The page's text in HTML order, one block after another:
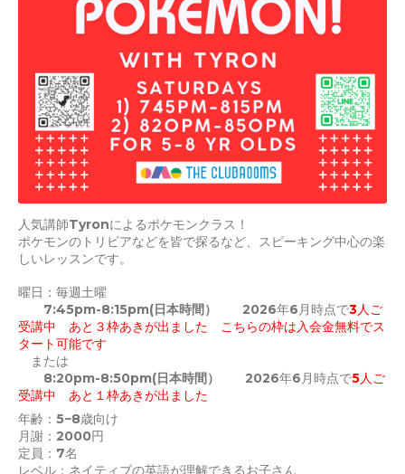
人気講師Tyronによるポケモンクラス！
ポケモンのトリビアなどを皆で探るなど、スピーキング中心の楽
しいレッスンです。
曜日：毎週土曜
7:45pm-8:15pm(日本時間） 2026年6月時点で3人ご
受講中 あと３枠あきが出ました こちらの枠は入会金無料でス
タート可能です
または
8:20pm-8:50pm(日本時間） 2026年6月時点で5人ご
受講中 あと１枠あきが出ました
年齢：5−8歳向け
月謝：2000円
定員：7名
レベル：ネイティブの英語が理解できるお子さん